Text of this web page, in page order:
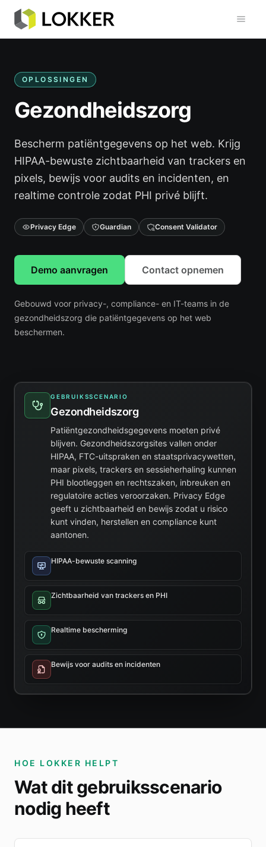
OPLOSSINGEN
Gezondheidszorg
Bescherm patiëntgegevens op het web. Krijg
HIPAA-bewuste zichtbaarheid van trackers en
pixels, bewijs voor audits en incidenten, en
realtime controle zodat PHI privé blijft.
Privacy Edge Guardian Consent Validator
Demo aanvragen Contact opnemen
Gebouwd voor privacy-, compliance- en IT-teams in de
gezondheidszorg die patiëntgegevens op het web
beschermen.
GEBRUIKSSCENARIO
Gezondheidszorg
Patiëntgezondheidsgegevens moeten privé
blijven. Gezondheidszorgsites vallen onder
HIPAA, FTC-uitspraken en staatsprivacywetten,
maar pixels, trackers en sessieherhaling kunnen
PHI blootleggen en rechtszaken, inbreuken en
regulatoire acties veroorzaken. Privacy Edge
geeft u zichtbaarheid en bewijs zodat u risico
kunt vinden, herstellen en compliance kunt
aantonen.
HIPAA-bewuste scanning
Zichtbaarheid van trackers en PHI
Realtime bescherming
Bewijs voor audits en incidenten
HOE LOKKER HELPT
Wat dit gebruiksscenario
nodig heeft